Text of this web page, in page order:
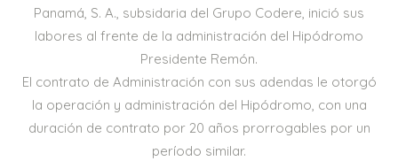
Panamá, S. A., subsidaria del Grupo Codere, inició sus
labores al frente de la administración del Hipódromo
Presidente Remón.
El contrato de Administración con sus adendas le otorgó
la operación y administración del Hipódromo, con una
duración de contrato por 20 años prorrogables por un
período similar.